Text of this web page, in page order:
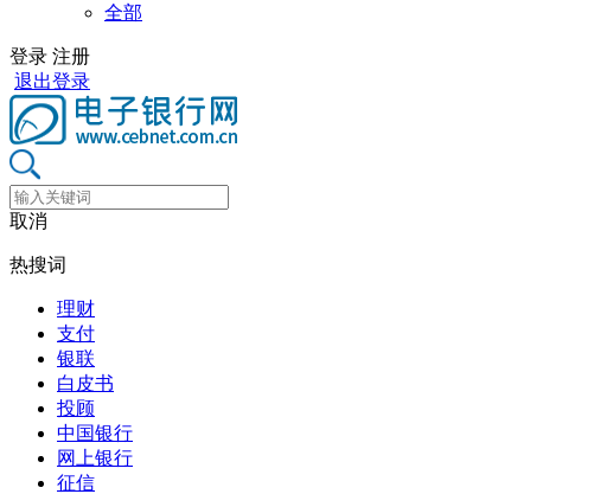
全部
登录 注册
退出登录
取消
热搜词
理财
支付
银联
白皮书
投顾
中国银行
网上银行
征信